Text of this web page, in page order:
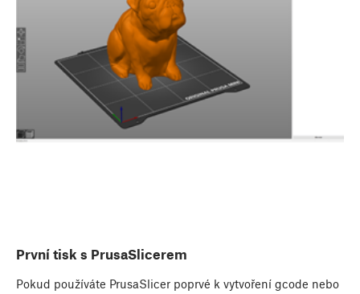
První tisk s PrusaSlicerem
Pokud používáte PrusaSlicer poprvé k vytvoření gcode nebo